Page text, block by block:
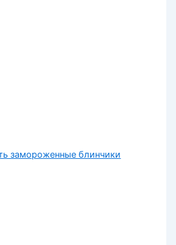
замороженные блинчики